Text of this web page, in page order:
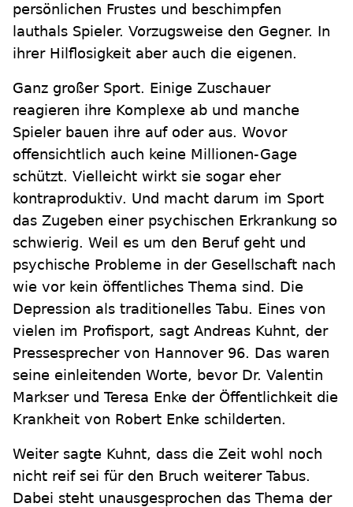
persönlichen Frustes und beschimpfen
lauthals Spieler. Vorzugsweise den Gegner. In
ihrer Hilflosigkeit aber auch die eigenen.
Ganz großer Sport. Einige Zuschauer
reagieren ihre Komplexe ab und manche
Spieler bauen ihre auf oder aus. Wovor
offensichtlich auch keine Millionen-Gage
schützt. Vielleicht wirkt sie sogar eher
kontraproduktiv. Und macht darum im Sport
das Zugeben einer psychischen Erkrankung so
schwierig. Weil es um den Beruf geht und
psychische Probleme in der Gesellschaft nach
wie vor kein öffentliches Thema sind. Die
Depression als traditionelles Tabu. Eines von
vielen im Profisport, sagt Andreas Kuhnt, der
Pressesprecher von Hannover 96. Das waren
seine einleitenden Worte, bevor Dr. Valentin
Markser und Teresa Enke der Öffentlichkeit die
Krankheit von Robert Enke schilderten.
Weiter sagte Kuhnt, dass die Zeit wohl noch
nicht reif sei für den Bruch weiterer Tabus.
Dabei steht unausgesprochen das Thema der